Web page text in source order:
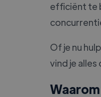
efficiënt te
Of je nu
vind je